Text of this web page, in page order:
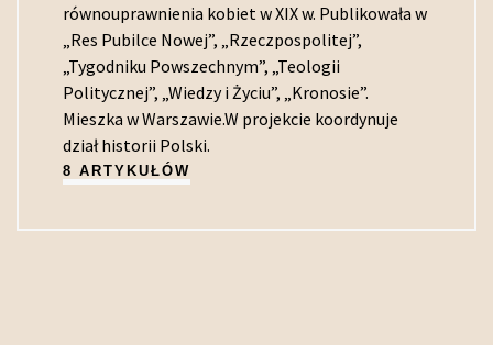
równouprawnienia kobiet w XIX w. Publikowała w
„Res Pubilce Nowej”, „Rzeczpospolitej”,
„Tygodniku Powszechnym”, „Teologii
Politycznej”, „Wiedzy i Życiu”, „Kronosie”.
Mieszka w Warszawie.W projekcie koordynuje
dział historii Polski.
8 ARTYKUŁÓW